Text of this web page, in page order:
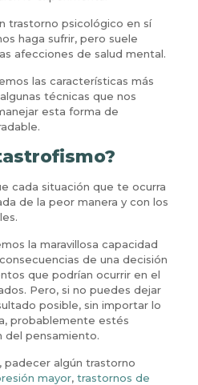
trastorno psicológico en sí
haga sufrir, pero suele
afecciones de salud mental.
las características más
técnicas que nos
esta forma de
cada situación que te ocurra
de la peor manera y con los
la maravillosa capacidad
de una decisión
que podrían ocurrir en el
Pero, si no puedes dejar
posible, sin importar lo
probablemente estés
del pensamiento.
padecer algún trastorno
mayor, trastornos de